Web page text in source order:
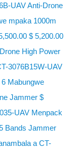
UAV Anti-Drone
mpaka 1000m
$ 5,200.00
High Power
3076B15W-UAV
Mabungwe
Jammer $
UAV Menpack
Bands Jammer
a CT-